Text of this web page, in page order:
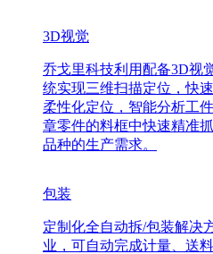
3D视觉
乔戈里科技利用配备3D视
统实现三维扫描定位，快
柔性化定位，智能分析工
章零件的料框中快速精准
品种的生产需求。
包装
定制化全自动拆/包装解决
业，可自动完成计量、送